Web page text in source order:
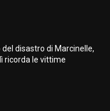
del disastro di Marcinelle,
ricorda le vittime